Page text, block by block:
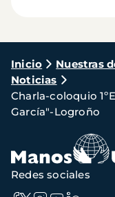
Ruta
de
navegación
Inicio Nuestras
Noticias
Charla-coloquio
García"-Logroño
Redes sociales